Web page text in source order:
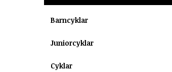
Barncyklar
Juniorcyklar
Cyklar